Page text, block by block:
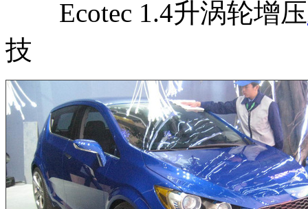
Ecotec 1.4升涡轮增压
技